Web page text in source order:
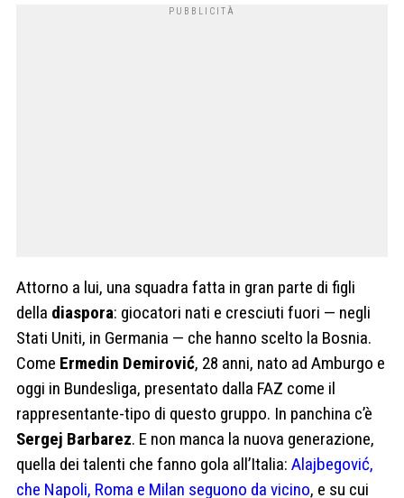
Attorno a lui, una squadra fatta in gran parte di figli
della diaspora: giocatori nati e cresciuti fuori — negli
Stati Uniti, in Germania — che hanno scelto la Bosnia.
Come Ermedin Demirović, 28 anni, nato ad Amburgo e
oggi in Bundesliga, presentato dalla FAZ come il
rappresentante-tipo di questo gruppo. In panchina c’è
Sergej Barbarez. E non manca la nuova generazione,
quella dei talenti che fanno gola all’Italia: Alajbegović,
che Napoli, Roma e Milan seguono da vicino, e su cui